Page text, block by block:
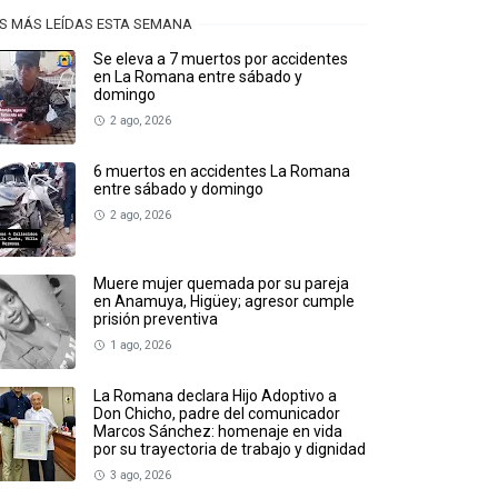
MÁS LEÍDAS ESTA SEMANA
Se eleva a 7 muertos por accidentes
en La Romana entre sábado y
domingo
2 ago, 2026
6 muertos en accidentes La Romana
entre sábado y domingo
2 ago, 2026
Muere mujer quemada por su pareja
en Anamuya, Higüey; agresor cumple
prisión preventiva
1 ago, 2026
La Romana declara Hijo Adoptivo a
Don Chicho, padre del comunicador
Marcos Sánchez: homenaje en vida
por su trayectoria de trabajo y dignidad
3 ago, 2026